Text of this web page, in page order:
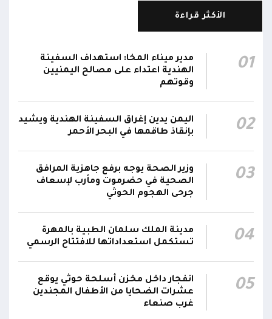
مشترك
بمُسيرة حوثية استهدف مواقع عسكرية لقوات
دفاع شبوة في حريب جنوبي مأرب
12:02
11:57
صاروخ حوثي يستهدف مخيماً للنازحين في مأرب
ويصيب عدداً منهم.. وصاروخ آخر يطول تجمعات
سكنية
الأكثر قراءة
01
مدير ميناء المخا: استهداف السفينة
الهندية اعتداء على مصالح اليمنيين
وقوتهم
02
اليمن يدين إغراق السفينة الهندية ويشيد
بإنقاذ طاقمها في البحر الأحمر
03
وزير الصحة يوجه برفع جاهزية المرافق
الصحية في حضرموت ومأرب لإسعاف
جرحى الهجوم الحوثي
04
مدينة الملك سلمان الطبية بالمهرة
تستكمل استعداداتها للافتتاح الرسمي
05
انفجار داخل مخزن أسلحة حوثي يوقع
عشرات الضحايا من الأطفال المجندين
غرب صنعاء